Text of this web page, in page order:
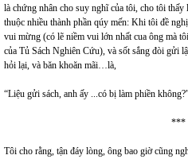
là chứng nhân cho suy nghĩ của tôi, cho tôi
thuộc nhiều thành phần qúy mến: Khi tôi đề
vui mừng (có lẽ niềm vui lớn nhất cua ông mà
của Tủ Sách Nghiên Cứu), và sốt sắng đòi
hỏi lại, và băn khoăn mãi…là,
“Liệu gửi sách, anh ấy ...có bị làm phiền
***
Tôi cho rằng, tận đáy lòng, ông bao giờ cũng